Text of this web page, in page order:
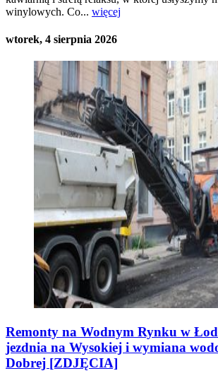
winylowych. Co... więcej
wtorek, 4 sierpnia 2026
Remonty na Wodnym Rynku w
jezdnia na Wysokiej i wymiana
Dobrej [ZDJĘCIA]